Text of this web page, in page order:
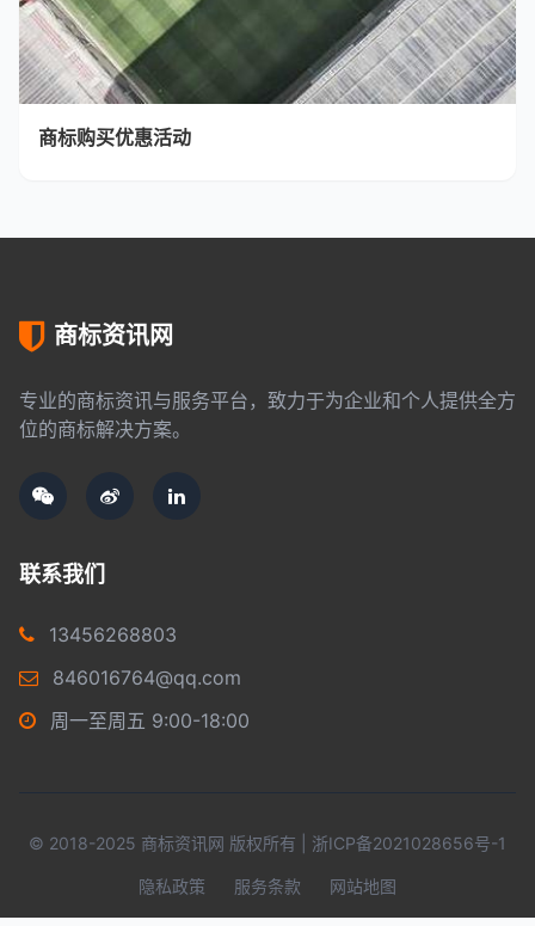
商标购买优惠活动
商标资讯网
专业的商标资讯与服务平台，致力于为企业和个人提供全方
位的商标解决方案。
联系我们
13456268803
846016764@qq.com
周一至周五 9:00-18:00
© 2018-2025 商标资讯网 版权所有 | 浙ICP备2021028656号-1
隐私政策 服务条款 网站地图